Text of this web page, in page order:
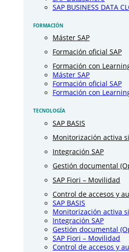
SAP BUSINESS DATA
FORMACIÓN
Máster SAP
Formación oficial SAP
Formación con
Máster SAP
Formación oficial SAP
Formación con
TECNOLOGÍA
SAP BASIS
Monitorización activa
Integración SAP
Gestión documental
SAP Fiori – Movilidad
Control de accesos y
SAP BASIS
Monitorización activa
Integración SAP
Gestión documental
SAP Fiori – Movilidad
Control de accesos y